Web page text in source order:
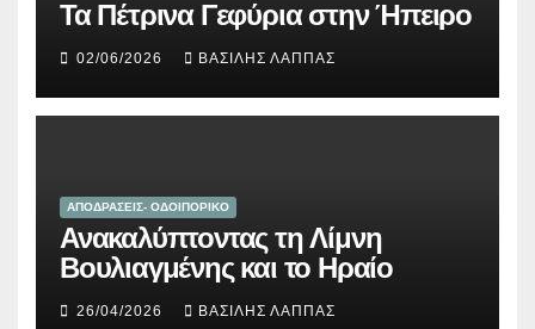
Τα Πέτρινα Γεφύρια στην Ήπειρο
02/06/2026 ΒΑΣΊΛΗΣ ΛΆΠΠΑΣ
ΑΠΟΔΡΑΣΕΙΣ- ΟΔΟΙΠΟΡΙΚΟ
Ανακαλύπτοντας τη Λίμνη
Βουλιαγμένης και το Ηραίο
26/04/2026 ΒΑΣΊΛΗΣ ΛΆΠΠΑΣ